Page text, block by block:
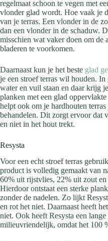
regelmaat schoon te vegen met
vlonder glad wordt. Hoe vaak je
van je terras. Een vlonder in de
dan een vlonder in de schaduw.
misschien wat vaker doen om de
bladeren te voorkomen.
Daarnaast kun je het beste glad
je een stroef terras wil houden.
water en vuil staan en daar krijg
planken met een glad
helpt ook om je hardhouten
behandelen. Dit zorgt ervoor dat
en niet in het hout trekt.
Resysta
Voor een echt stroef terras
product is volledig gemaakt van
60% uit rijstvlies, 22% uit zout
Hierdoor ontstaat een sterke
zonder de nadelen. Zo lijkt
en rot het niet. Daarnaast heeft
niet. Ook heeft Resysta een
milieuvriendelijk, omdat het 100